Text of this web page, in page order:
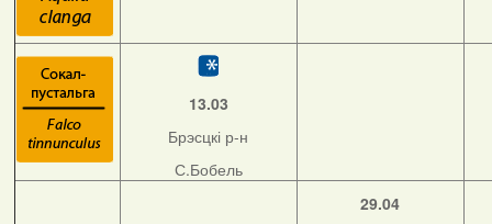
13.03
Брэсцкі р-н
С.Бобель
29.04